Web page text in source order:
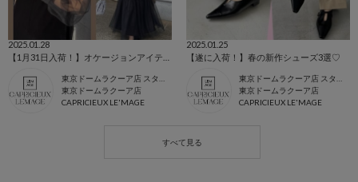
2025.01.28
東京ドームラクーア店
CAPRICIEUX LE'MAGE
2025.01.25
【遂に入荷！】春の新作シューズ3選♡
東京ドームラクーア店
CAPRICIEUX LE'MAGE